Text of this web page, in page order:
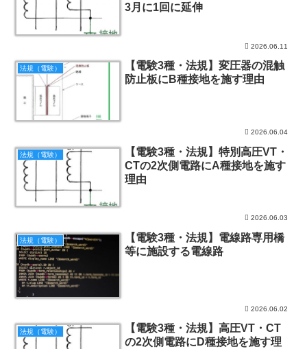
3月に1回に延伸
2026.06.11
法規（電験）
【電験3種・法規】変圧器の混触
防止板にB種接地を施す理由
2026.06.04
法規（電験）
【電験3種・法規】特別高圧VT・
CTの2次側電路にA種接地を施す
理由
2026.06.03
法規（電験）
【電験3種・法規】電線路専用橋
等に施設する電線路
2026.06.02
法規（電験）
【電験3種・法規】高圧VT・CT
の2次側電路にD種接地を施す理